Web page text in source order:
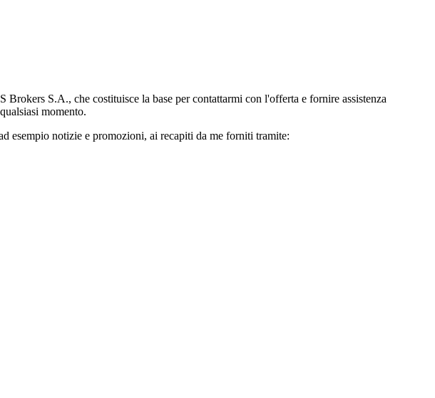
S.A., che costituisce la base per contattarmi con l'offerta e fornire assistenza
momento.
notizie e promozioni, ai recapiti da me forniti tramite: